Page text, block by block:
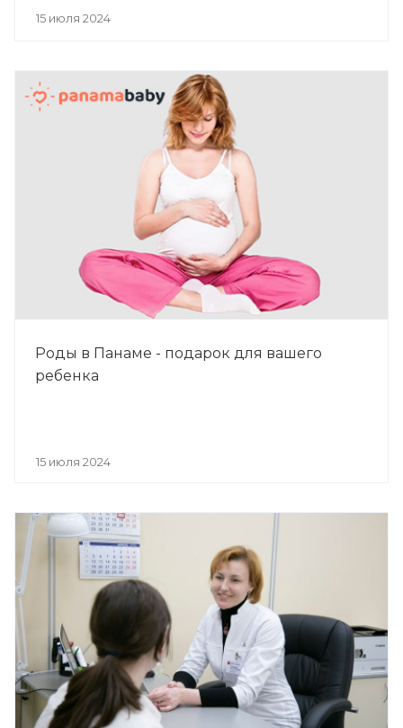
15 июля 2024
Роды в Панаме - подарок для вашего
ребенка
15 июля 2024